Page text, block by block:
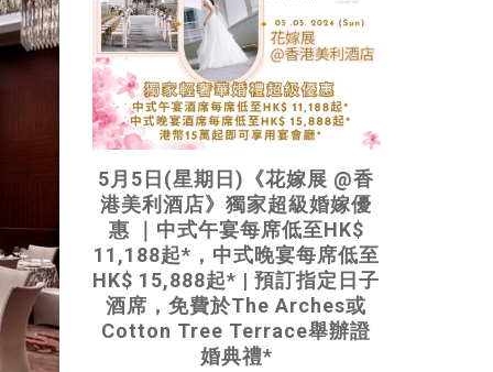
5月5日(星期日)《花嫁展 @香
港美利酒店》獨家超級婚嫁優
惠 ｜中式午宴每席低至HK$
11,188起*，中式晚宴每席低至
HK$ 15,888起* | 預訂指定日子
酒席，免費於The Arches或
Cotton Tree Terrace舉辦證
婚典禮*